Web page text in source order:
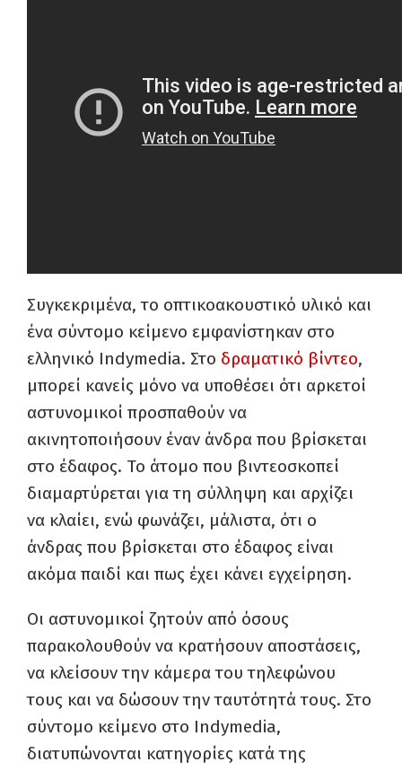
Συγκεκριμένα, το οπτικοακουστικό υλικό και
ένα σύντομο κείμενο εμφανίστηκαν στο
ελληνικό Indymedia. Στο δραματικό βίντεο,
μπορεί κανείς μόνο να υποθέσει ότι αρκετοί
αστυνομικοί προσπαθούν να
ακινητοποιήσουν έναν άνδρα που βρίσκεται
στο έδαφος. Το άτομο που βιντεοσκοπεί
διαμαρτύρεται για τη σύλληψη και αρχίζει
να κλαίει, ενώ φωνάζει, μάλιστα, ότι ο
άνδρας που βρίσκεται στο έδαφος είναι
ακόμα παιδί και πως έχει κάνει εγχείρηση.
Οι αστυνομικοί ζητούν από όσους
παρακολουθούν να κρατήσουν αποστάσεις,
να κλείσουν την κάμερα του τηλεφώνου
τους και να δώσουν την ταυτότητά τους. Στο
σύντομο κείμενο στο Indymedia,
διατυπώνονται κατηγορίες κατά της